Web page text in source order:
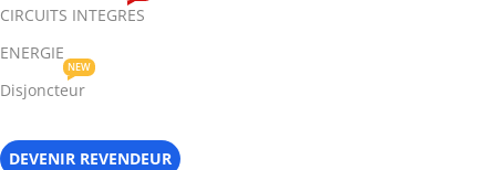
CIRCUITS INTEGRES
ENERGIE
Disjoncteur
NEW
DEVENIR REVENDEUR